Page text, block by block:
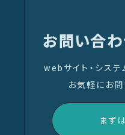
お問い合
webサイト・シス
お気軽にお問
まず